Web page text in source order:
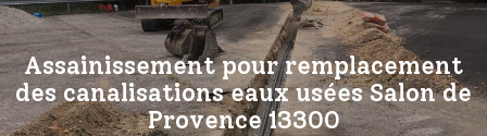
Assainissement pour remplacement
des canalisations eaux usées Salon de
Provence 13300